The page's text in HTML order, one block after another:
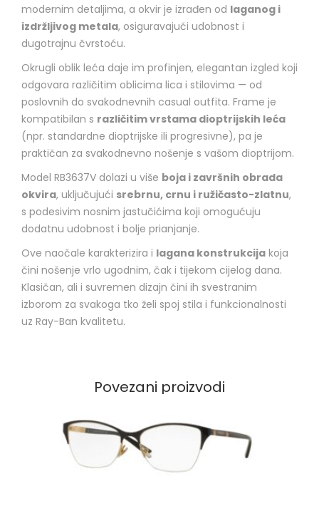
modernim detaljima, a okvir je izrađen od laganog i
izdržljivog metala, osiguravajući udobnost i
dugotrajnu čvrstoću.
Okrugli oblik leća daje im profinjen, elegantan izgled koji
odgovara različitim oblicima lica i stilovima — od
poslovnih do svakodnevnih casual outfita. Frame je
kompatibilan s različitim vrstama dioptrijskih leća
(npr. standardne dioptrijske ili progresivne), pa je
praktičan za svakodnevno nošenje s vašom dioptrijom.
Model RB3637V dolazi u više boja i završnih obrada
okvira, uključujući srebrnu, crnu i ružičasto-zlatnu,
s podesivim nosnim jastučićima koji omogućuju
dodatnu udobnost i bolje prianjanje.
Ove naočale karakterizira i lagana konstrukcija koja
čini nošenje vrlo ugodnim, čak i tijekom cijelog dana.
Klasičan, ali i suvremen dizajn čini ih svestranim
izborom za svakoga tko želi spoj stila i funkcionalnosti
uz Ray-Ban kvalitetu.
Povezani proizvodi